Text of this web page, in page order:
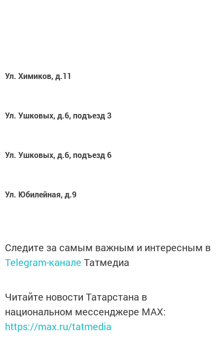
Ул. Химиков, д.11
Ул. Ушковых, д.6, подъезд 3
Ул. Ушковых, д.6, подъезд 6
Ул. Юбилейная, д.9
Следите за самым важным и интересным в
Telegram-канале Татмедиа
Читайте новости Татарстана в
национальном мессенджере MАХ:
https://max.ru/tatmedia